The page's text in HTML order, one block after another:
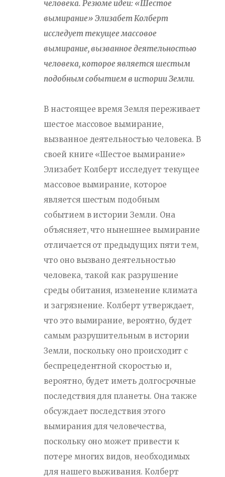
человека. Резюме идеи: «Шестое
вымирание» Элизабет Колберт
исследует текущее массовое
вымирание, вызванное деятельностью
человека, которое является шестым
подобным событием в истории Земли.
В настоящее время Земля переживает
шестое массовое вымирание,
вызванное деятельностью человека. В
своей книге «Шестое вымирание»
Элизабет Колберт исследует текущее
массовое вымирание, которое
является шестым подобным
событием в истории Земли. Она
объясняет, что нынешнее вымирание
отличается от предыдущих пяти тем,
что оно вызвано деятельностью
человека, такой как разрушение
среды обитания, изменение климата
и загрязнение. Колберт утверждает,
что это вымирание, вероятно, будет
самым разрушительным в истории
Земли, поскольку оно происходит с
беспрецедентной скоростью и,
вероятно, будет иметь долгосрочные
последствия для планеты. Она также
обсуждает последствия этого
вымирания для человечества,
поскольку оно может привести к
потере многих видов, необходимых
для нашего выживания. Колберт